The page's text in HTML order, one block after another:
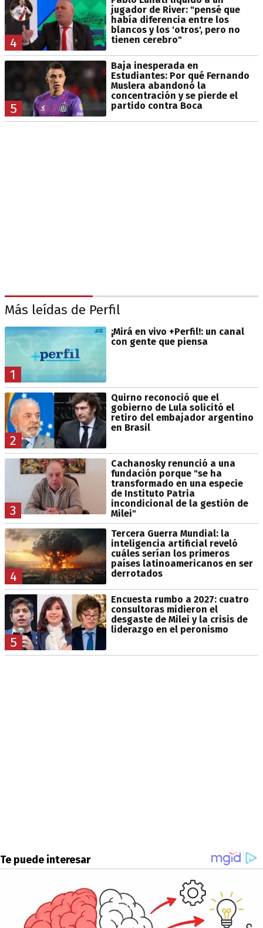
4
jugador de River: "pensé que
había diferencia entre los
blancos y los 'otros', pero no
tienen cerebro"
5
Baja inesperada en
Estudiantes: Por qué Fernando
Muslera abandonó la
concentración y se pierde el
partido contra Boca
Más leídas de Perfil
1
¡Mirá en vivo +Perfil!: un canal
con gente que piensa
2
Quirno reconoció que el
gobierno de Lula solicitó el
retiro del embajador argentino
en Brasil
3
Cachanosky renunció a una
fundación porque "se ha
transformado en una especie
de Instituto Patria
incondicional de la gestión de
Milei"
4
Tercera Guerra Mundial: la
inteligencia artificial reveló
cuáles serían los primeros
países latinoamericanos en ser
derrotados
5
Encuesta rumbo a 2027: cuatro
consultoras midieron el
desgaste de Milei y la crisis de
liderazgo en el peronismo